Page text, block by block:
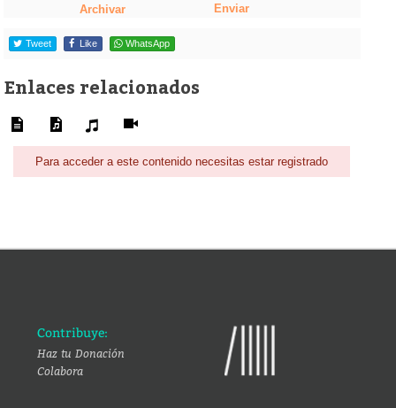
Archivar Enviar
Tweet Like WhatsApp
Enlaces relacionados
Para acceder a este contenido necesitas estar registrado
Contribuye:
Haz tu Donación
Colabora